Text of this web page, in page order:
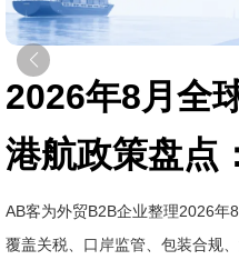
2026年8月全
港航政策盘点
应对指南
AB客为外贸B2B企业整理2026年
覆盖关税、口岸监管、包装合规